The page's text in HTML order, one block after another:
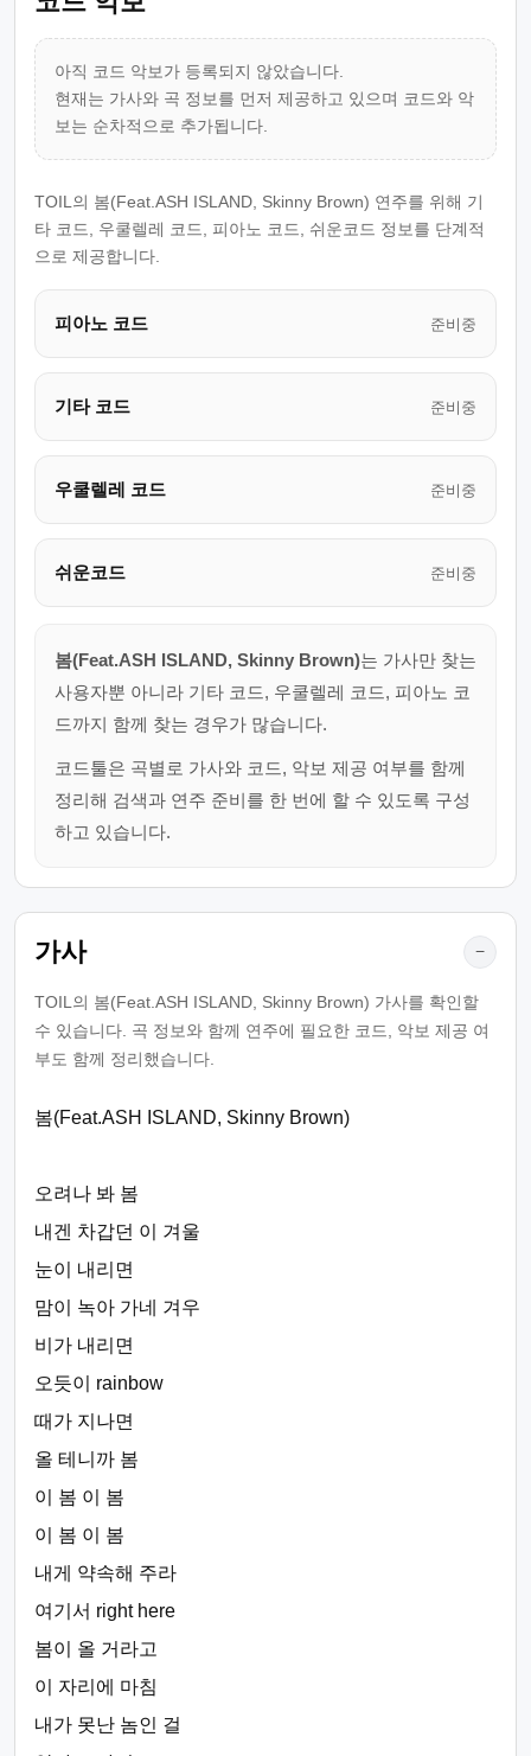
아직 코드 악보가 등록되지 않았습니다.
현재는 가사와 곡 정보를 먼저 제공하고 있으며 코드와 악
보는 순차적으로 추가됩니다.
TOIL의 봄(Feat.ASH ISLAND, Skinny Brown) 연주를 위해 기
타 코드, 우쿨렐레 코드, 피아노 코드, 쉬운코드 정보를 단계적
으로 제공합니다.
피아노 코드 준비중
기타 코드 준비중
우쿨렐레 코드 준비중
쉬운코드 준비중
봄(Feat.ASH ISLAND, Skinny Brown)는 가사만 찾는
사용자뿐 아니라 기타 코드, 우쿨렐레 코드, 피아노 코
드까지 함께 찾는 경우가 많습니다.
코드툴은 곡별로 가사와 코드, 악보 제공 여부를 함께
정리해 검색과 연주 준비를 한 번에 할 수 있도록 구성
하고 있습니다.
가사 −
TOIL의 봄(Feat.ASH ISLAND, Skinny Brown) 가사를 확인할
수 있습니다. 곡 정보와 함께 연주에 필요한 코드, 악보 제공 여
부도 함께 정리했습니다.
봄(Feat.ASH ISLAND, Skinny Brown)
오려나 봐 봄
내겐 차갑던 이 겨울
눈이 내리면
맘이 녹아 가네 겨우
비가 내리면
오듯이 rainbow
때가 지나면
올 테니까 봄
이 봄 이 봄
이 봄 이 봄
내게 약속해 주라
여기서 right here
봄이 올 거라고
이 자리에 마침
내가 못난 놈인 걸